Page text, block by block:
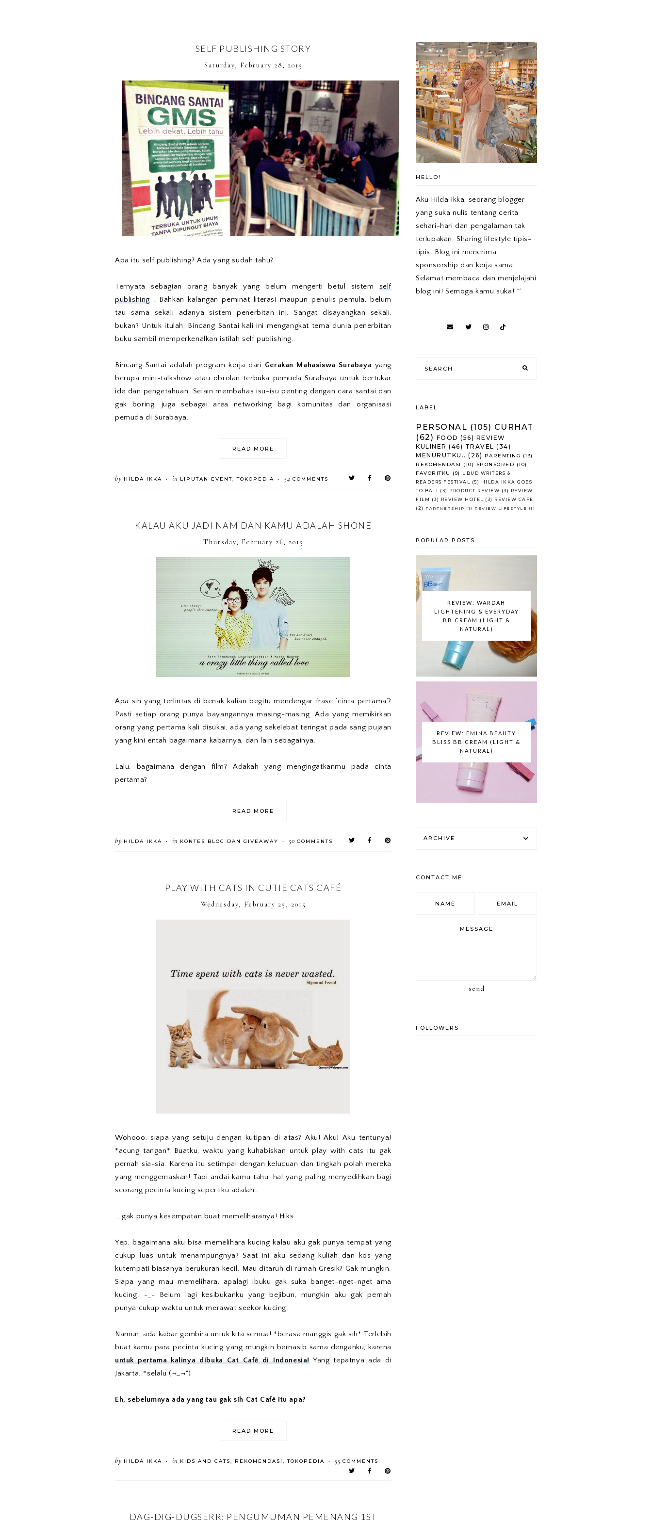
SELF PUBLISHING STORY
Saturday, February 28, 2015
Apa itu self publishing? Ada yang sudah tahu?
Ternyata sebagian orang banyak yang belum mengerti betul sistem self
publishing . Bahkan kalangan peminat literasi maupun penulis pemula, belum
tau sama sekali adanya sistem penerbitan ini. Sangat disayangkan sekali,
bukan? Untuk itulah, Bincang Santai kali ini mengangkat tema dunia penerbitan
buku sambil memperkenalkan istilah self publishing.
Bincang Santai adalah program kerja dari Gerakan Mahasiswa Surabaya yang
berupa mini-talkshow atau obrolan terbuka pemuda Surabaya untuk bertukar
ide dan pengetahuan. Selain membahas isu-isu penting dengan cara santai dan
gak boring, juga sebagai area networking bagi komunitas dan organisasi
pemuda di Surabaya.
READ MORE
by HILDA IKKA • in LIPUTAN EVENT,TOKOPEDIA • 54 COMMENTS
KALAU AKU JADI NAM DAN KAMU ADALAH SHONE
Thursday, February 26, 2015
Apa sih yang terlintas di benak kalian begitu mendengar frase ‘cinta pertama’?
Pasti setiap orang punya bayangannya masing-masing. Ada yang memikirkan
orang yang pertama kali disukai, ada yang sekelebat teringat pada sang pujaan
yang kini entah bagaimana kabarnya, dan lain sebagainya.
Lalu, bagaimana dengan film? Adakah yang mengingatkanmu pada cinta
pertama?
READ MORE
by HILDA IKKA • in KONTES BLOG DAN GIVEAWAY • 50 COMMENTS
PLAY WITH CATS IN CUTIE CATS CAFÉ
Wednesday, February 25, 2015
Wohooo, siapa yang setuju dengan kutipan di atas? Aku! Aku! Aku tentunya!
*acung tangan* Buatku, waktu yang kuhabiskan untuk play with cats itu gak
pernah sia-sia. Karena itu setimpal dengan kelucuan dan tingkah polah mereka
yang menggemaskan! Tapi andai kamu tahu, hal yang paling menyedihkan bagi
seorang pecinta kucing sepertiku adalah…
… gak punya kesempatan buat memeliharanya! Hiks.
Yep, bagaimana aku bisa memelihara kucing kalau aku gak punya tempat yang
cukup luas untuk menampungnya? Saat ini aku sedang kuliah dan kos yang
kutempati biasanya berukuran kecil. Mau ditaruh di rumah Gresik? Gak mungkin.
Siapa yang mau memelihara, apalagi ibuku gak suka banget-nget-nget ama
kucing. -_- Belum lagi kesibukanku yang bejibun, mungkin aku gak pernah
punya cukup waktu untuk merawat seekor kucing.
Namun, ada kabar gembira untuk kita semua! *berasa manggis gak sih* Terlebih
buat kamu para pecinta kucing yang mungkin bernasib sama denganku, karena
untuk pertama kalinya dibuka Cat Café di Indonesia! Yang tepatnya ada di
Jakarta. *selalu (¬_¬")
Eh, sebelumnya ada yang tau gak sih Cat Café itu apa?
READ MORE
by HILDA IKKA • in KIDS AND CATS, REKOMENDASI ,TOKOPEDIA • 55 COMMENTS
DAG-DIG-DUGSERR: PENGUMUMAN PEMENANG 1ST
HELLO!
Aku Hilda Ikka, seorang blogger
yang suka nulis tentang cerita
sehari-hari dan pengalaman tak
terlupakan. Sharing lifestyle tipis-
tipis. Blog ini menerima
sponsorship dan kerja sama.
Selamat membaca dan menjelajahi
blog ini! Semoga kamu suka! ^^
LABEL
PERSONAL (105) CURHAT
(62) FOOD (56) REVIEW
KULINER (46) TRAVEL (34)
MENURUTKU.. (26) PARENTING
(13)
REKOMENDASI
(10) SPONSORED (10)
FAVORITKU
(9)
UBUD WRITERS &
READERS FESTIVAL
(5)
HILDA IKKA GOES
TO BALI
(3) PRODUCT REVIEW (3)
REVIEW
FILM
(3) REVIEW HOTEL (3)
REVIEW CAFE
(2)
PARTNERSHIP (1) REVIEW LIFESTYLE (1)
POPULAR POSTS
REVIEW: WARDAH
LIGHTENING & EVERYDAY
BB CREAM (LIGHT &
NATURAL)
REVIEW: EMINA BEAUTY
BLISS BB CREAM (LIGHT &
NATURAL)
ARCHIVE
CONTACT ME!
send
FOLLOWERS